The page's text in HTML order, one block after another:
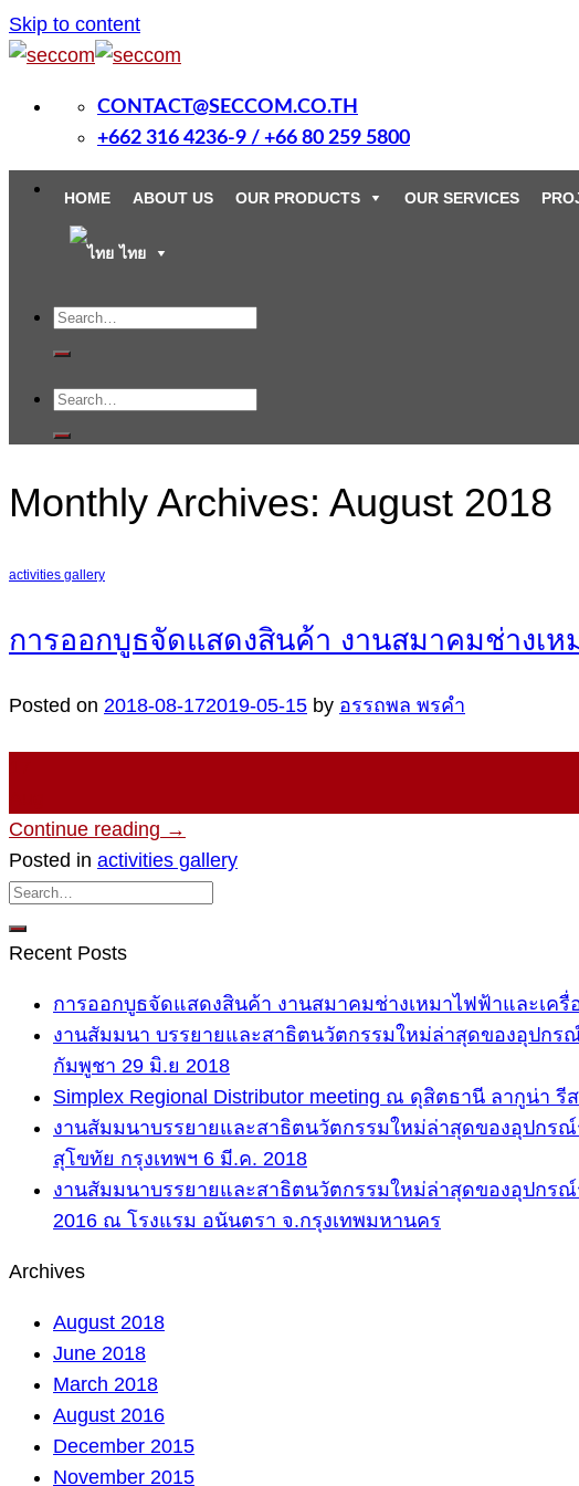
Skip to content
CONTACT@SECCOM.CO.TH
+662 316 4236-9 / +66 80 259 5800
Menu
HOME ABOUT US OUR PRODUCTS OUR SERVICES
ไทย
Monthly Archives: August 2018
activities gallery
การออกบูธจัดแสดงสินค้า งานสมาคมช่างเห
Posted on 2018-08-172019-05-15 by อรรถพล พรคำ
Continue reading →
Posted in activities gallery
Recent Posts
การออกบูธจัดแสดงสินค้า งานสมาคมช่างเหมาไฟฟ้าและเครื่
งานสัมมนา บรรยายและสาธิตนวัตกรรมใหม่ล่าสุดของอุปก
กัมพูชา 29 มิ.ย 2018
Simplex Regional Distributor meeting ณ ดุสิตธานี ลากูน่า รี
งานสัมมนาบรรยายและสาธิตนวัตกรรมใหม่ล่าสุดของอุปกร
สุโขทัย กรุงเทพฯ 6 มี.ค. 2018
งานสัมมนาบรรยายและสาธิตนวัตกรรมใหม่ล่าสุดของอุปกร
2016 ณ โรงแรม อนันตรา จ.กรุงเทพมหานคร
Archives
August 2018
June 2018
March 2018
August 2016
December 2015
November 2015